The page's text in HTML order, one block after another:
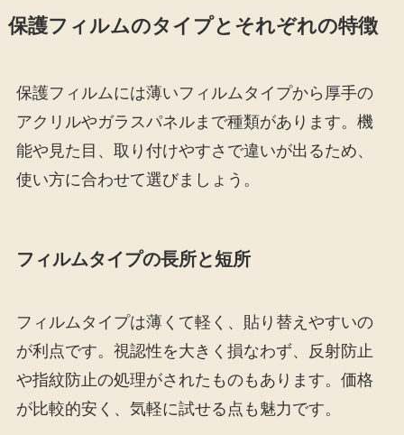
保護フィルムのタイプとそれぞれの特徴
保護フィルムには薄いフィルムタイプから厚手の
アクリルやガラスパネルまで種類があります。機
能や見た目、取り付けやすさで違いが出るため、
使い方に合わせて選びましょう。
フィルムタイプの長所と短所
フィルムタイプは薄くて軽く、貼り替えやすいの
が利点です。視認性を大きく損なわず、反射防止
や指紋防止の処理がされたものもあります。価格
が比較的安く、気軽に試せる点も魅力です。